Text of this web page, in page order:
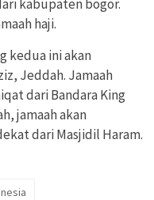
kabupaten bogor.
haji.
kedua ini akan
Jeddah. Jamaah
dari Bandara King
jamaah akan
dari Masjidil Haram.